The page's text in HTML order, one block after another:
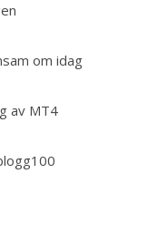
om idag
av MT4